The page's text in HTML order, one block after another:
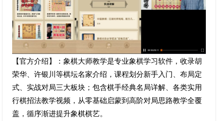
【官方介绍】：象棋大师教学是专业象棋学习软件，收录胡
荣华、许银川等棋坛名家介绍，课程划分新手入门、布局定
式、实战对局三大板块；包含棋手经典名局详解、各类实用
行棋招法教学视频，从零基础启蒙到高阶对局思路教学全覆
盖，循序渐进提升象棋棋艺。